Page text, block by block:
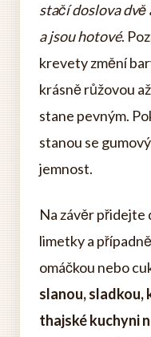
stačí doslova dvě
a jsou hotové.
krevety změní
krásně růžovou
stane pevným.
stanou se
jemnost.
Na závěr přidejte
limetky a
omáčkou nebo
slanou, sladkou,
thajské kuchyni